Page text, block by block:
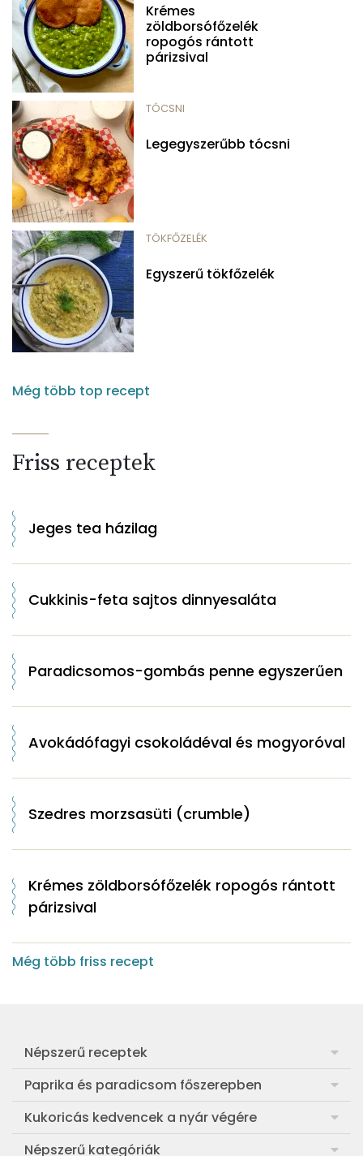
Krémes
zöldborsófőzelék
ropogós rántott
párizsival
TÓCSNI
Legegyszerűbb tócsni
TÖKFŐZELÉK
Egyszerű tökfőzelék
Még több top recept
Friss receptek
Jeges tea házilag
Cukkinis-feta sajtos dinnyesaláta
Paradicsomos-gombás penne egyszerűen
Avokádófagyi csokoládéval és mogyoróval
Szedres morzsasüti (crumble)
Krémes zöldborsófőzelék ropogós rántott
párizsival
Még több friss recept
Népszerű receptek
Frankfurti leves
Egyszerű muffin
Aranygaluska
Paprika és paradicsom főszerepben
Pan con Tomate
Paradicsom és paprika eltevése télre
Kukoricás kedvencek a nyár végére
Legfinomabb főtt kukorica
Népszerű kategóriák